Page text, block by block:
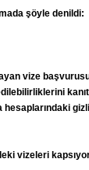
şöyle denildi:
vize
vizeleri